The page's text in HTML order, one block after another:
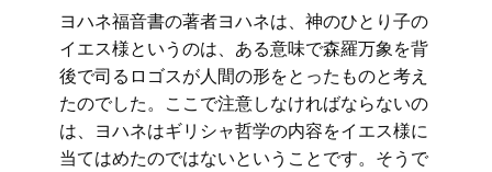
ヨハネ福音書の著者ヨハネは、神のひとり子の
イエス様というのは、ある意味で森羅万象を背
後で司るロゴスが人間の形をとったものと考え
たのでした。ここで注意しなければならないの
は、ヨハネはギリシャ哲学の内容をイエス様に
当てはめたのではないということです。そうで